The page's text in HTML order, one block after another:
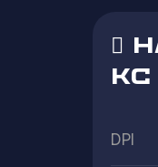
КС
DPI